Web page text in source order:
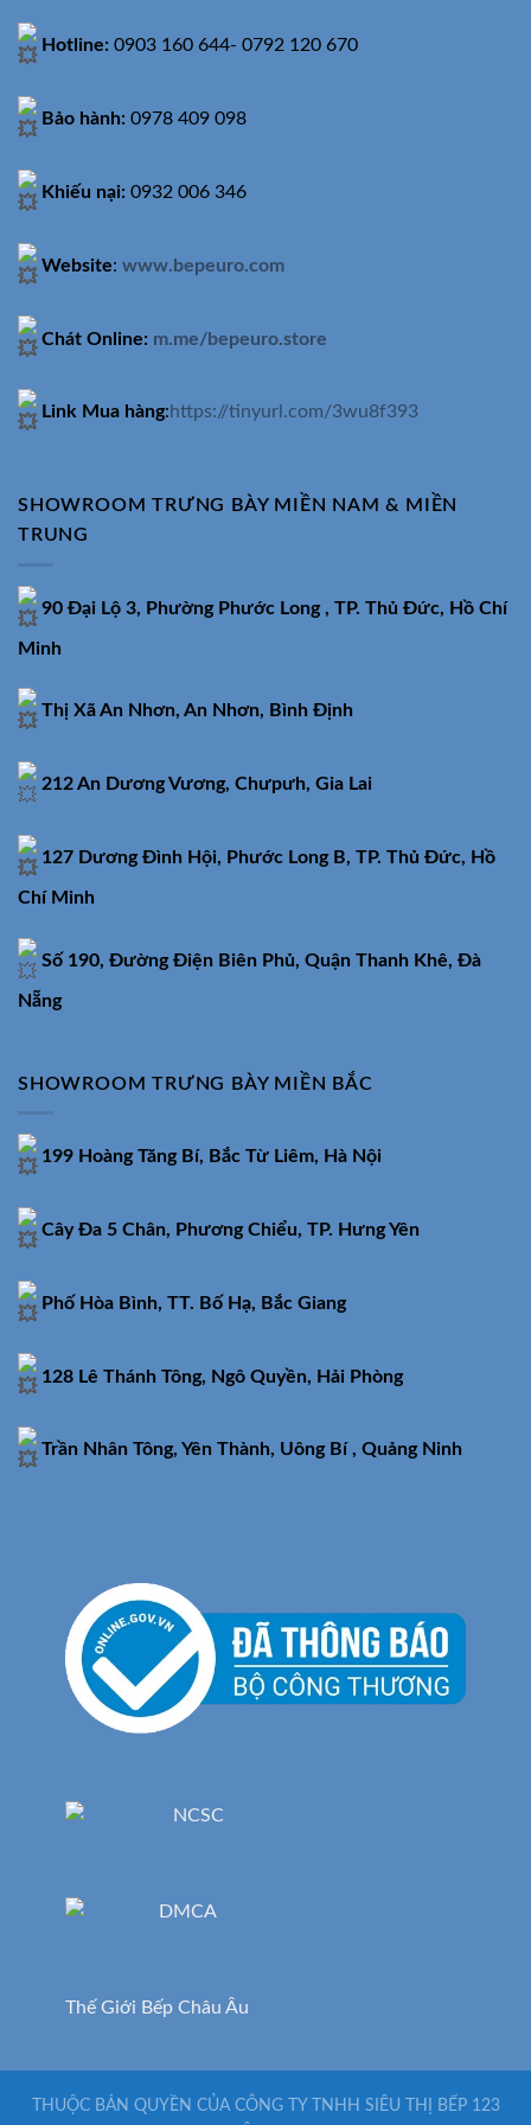
Hotline: 0903 160 644- 0792 120 670
Bảo hành: 0978 409 098
Khiếu nại: 0932 006 346
Website: www.bepeuro.com
Chát Online: m.me/bepeuro.store
Link Mua hàng:https://tinyurl.com/3wu8f393
SHOWROOM TRƯNG BÀY MIỀN NAM & MIỀN
TRUNG
90 Đại Lộ 3, Phường Phước Long , TP. Thủ Đức, Hồ Chí
Minh
Thị Xã An Nhơn, An Nhơn, Bình Định
212 An Dương Vương, Chưpưh, Gia Lai
127 Dương Đình Hội, Phước Long B, TP. Thủ Đức, Hồ
Chí Minh
Số 190, Đường Điện Biên Phủ, Quận Thanh Khê, Đà
Nẵng
SHOWROOM TRƯNG BÀY MIỀN BẮC
199 Hoàng Tăng Bí, Bắc Từ Liêm, Hà Nội
Cây Đa 5 Chân, Phương Chiểu, TP. Hưng Yên
Phố Hòa Bình, TT. Bố Hạ, Bắc Giang
128 Lê Thánh Tông, Ngô Quyền, Hải Phòng
Trần Nhân Tông, Yên Thành, Uông Bí , Quảng Ninh
Thế Giới Bếp Châu Âu
THUỘC BẢN QUYỀN CỦA CÔNG TY TNHH SIÊU THỊ BẾP 123